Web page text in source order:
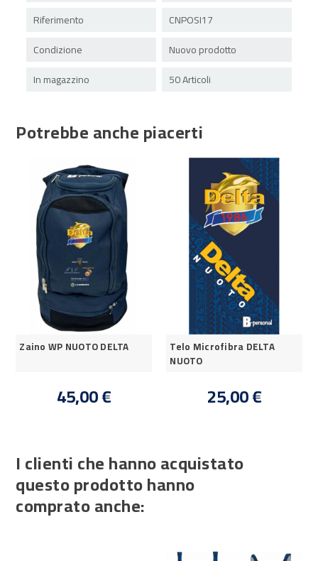
Riferimento
CNPOSI17
Condizione
Nuovo prodotto
In magazzino
50 Articoli
Potrebbe anche piacerti
Zaino WP NUOTO DELTA
45,00 €
Telo Microfibra DELTA
NUOTO
25,00 €
I clienti che hanno acquistato
questo prodotto hanno
comprato anche: